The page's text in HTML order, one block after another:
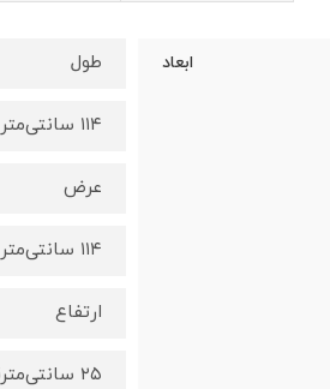
ابعاد طول
۱۱۴ سانتی‌متر
عرض
۱۱۴ سانتی‌متر
ارتفاع
۲۵ سانتی‌مترقطر 114 سانتی